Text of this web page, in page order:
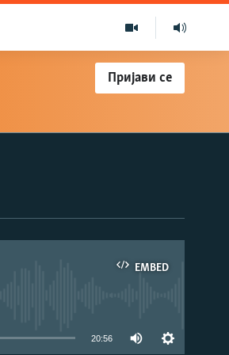
Пријави се
EMBED
20:56